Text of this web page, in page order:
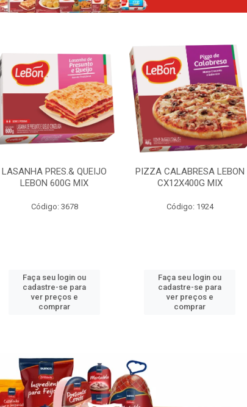
LASANHA PRES.& QUEIJO
LEBON 600G MIX
Código: 3678
Faça seu login ou
cadastre-se para
ver preços e
comprar
PIZZA CALABRESA LEBON
CX12X400G MIX
Código: 1924
Faça seu login ou
cadastre-se para
ver preços e
comprar